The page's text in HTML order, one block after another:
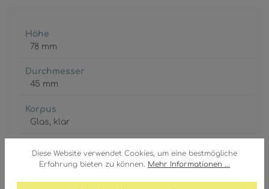
Diese Website verwendet Cookies, um eine bestmögliche
Erfahrung bieten zu können. Mehr Informationen ...
Höhe
78 mm
Durchmesser
45 mm
Korpus
Glas, klar
9007371431984